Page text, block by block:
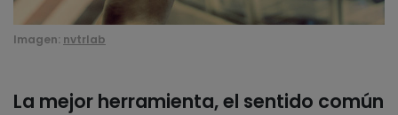
Imagen: nvtrlab
La mejor herramienta, el sentido común